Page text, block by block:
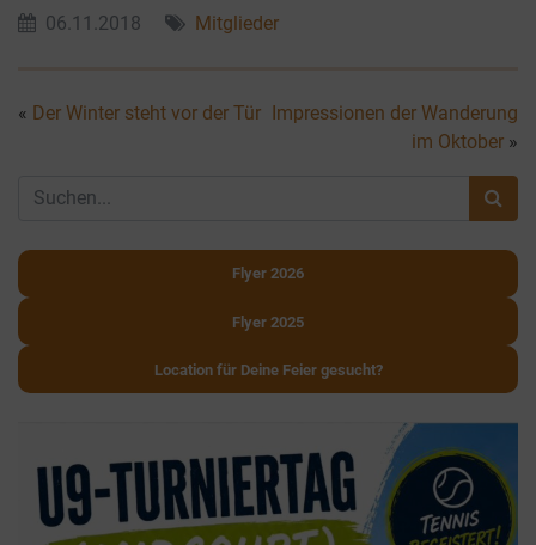
06.11.2018 Mitglieder
« Der Winter steht vor der Tür Impressionen der Wanderung
im Oktober »
Flyer 2026
Flyer 2025
Location für Deine Feier gesucht?